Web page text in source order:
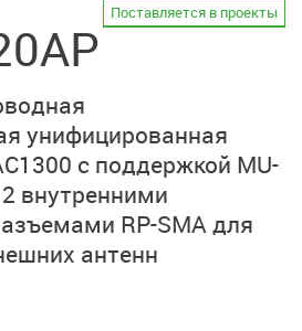
Поставляется в проекты
унифицированная
с поддержкой MU-
2 внутренними
RP-SMAдля
антенн